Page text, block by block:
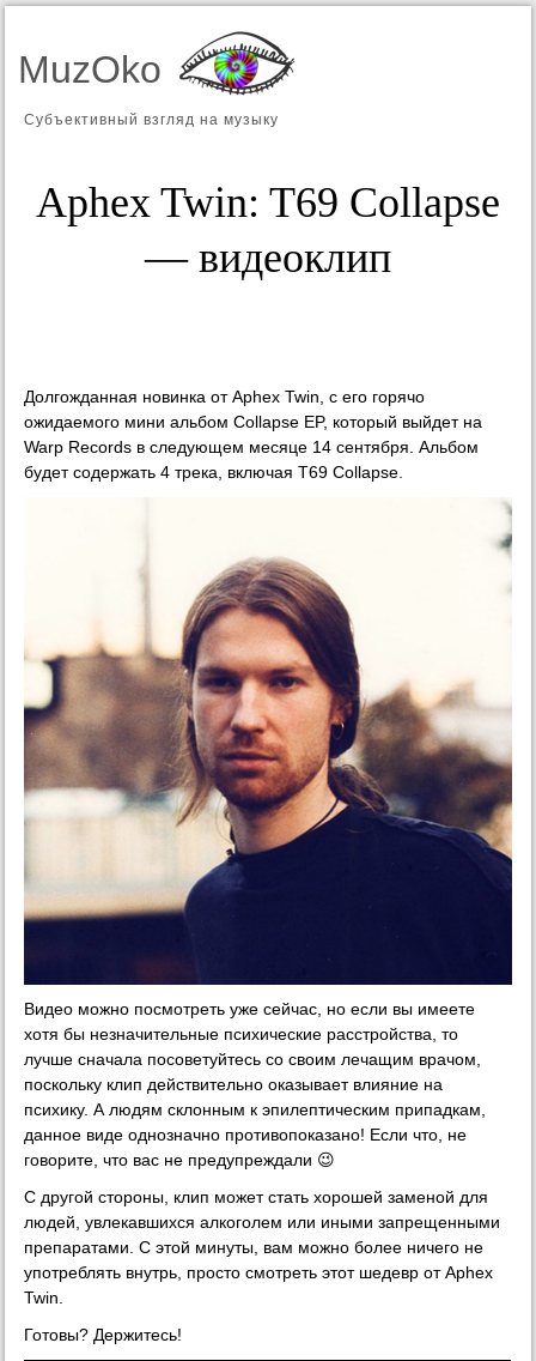
MuzOko
Субъективный взгляд на музыку
Aphex Twin: T69 Collapse
— видеоклип
Долгожданная новинка от Aphex Twin, с его горячо
ожидаемого мини альбом Collapse EP, который выйдет на
Warp Records в следующем месяце 14 сентября. Альбом
будет содержать 4 трека, включая T69 Collapse.
Видео можно посмотреть уже сейчас, но если вы имеете
хотя бы незначительные психические расстройства, то
лучше сначала посоветуйтесь со своим лечащим врачом,
поскольку клип действительно оказывает влияние на
психику. А людям склонным к эпилептическим припадкам,
данное виде однозначно противопоказано! Если что, не
говорите, что вас не предупреждали 😉
С другой стороны, клип может стать хорошей заменой для
людей, увлекавшихся алкоголем или иными запрещенными
препаратами. С этой минуты, вам можно более ничего не
употреблять внутрь, просто смотреть этот шедевр от Aphex
Twin.
Готовы? Держитесь!